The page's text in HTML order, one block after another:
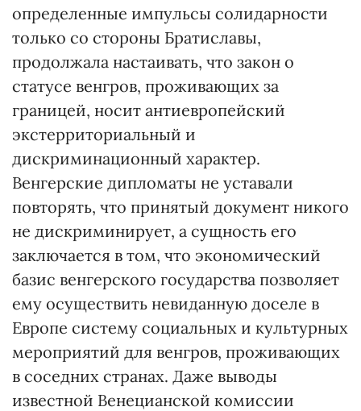
определенные импульсы солидарности
только со стороны Братиславы,
продолжала настаивать, что закон о
статусе венгров, проживающих за
границей, носит антиевропейский
экстерриториальный и
дискриминационный характер.
Венгерские дипломаты не уставали
повторять, что принятый документ никого
не дискриминирует, а сущность его
заключается в том, что экономический
базис венгерского государства позволяет
ему осуществить невиданную доселе в
Европе систему социальных и культурных
мероприятий для венгров, проживающих
в соседних странах. Даже выводы
известной Венецианской комиссии